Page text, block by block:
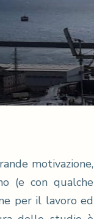
motivazione,
(e con qualche
per il lavoro ed